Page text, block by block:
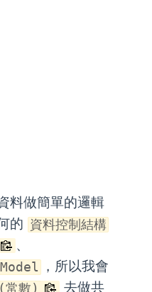
料做簡單的邏輯
的 資料控制結構
、
Model
，所以我會
數)
去做共